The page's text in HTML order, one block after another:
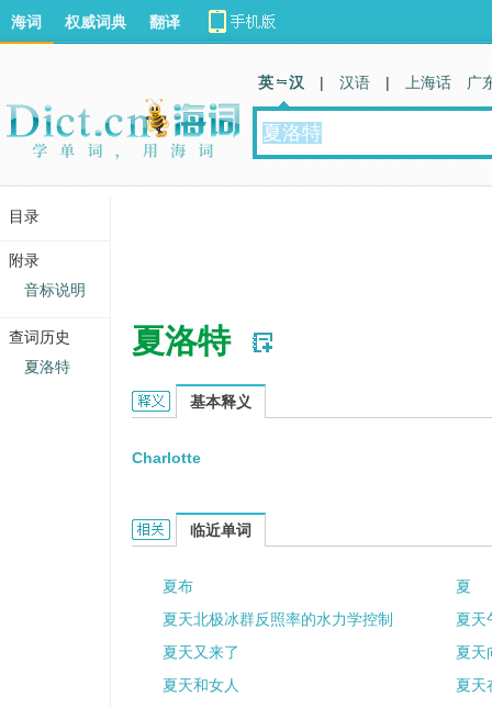
夏洛特
夏洛特的英文翻译
基本释义
Charlotte
夏洛特的相关资料：
临近单词
夏布
夏
夏天北极冰群反照率的水力学控制
夏天
夏天又来了
夏天
夏天和女人
夏天
海词 权威词典 翻译
英 汉 | 汉语 | 上海话 广
目录
附录
音标说明
查词历史
夏洛特